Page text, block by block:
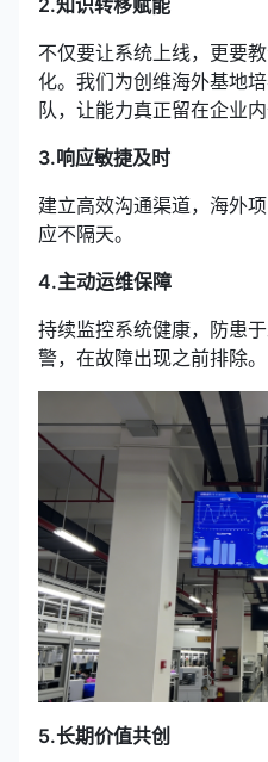
不仅要让系统上线，更要
化。我们为创维海外基地
队，让能力真正留在企业内
3.响应敏捷及时
建立高效沟通渠道，海外
应不隔天。
4.主动运维保障
持续监控系统健康，防患
警，在故障出现之前排除。
5.长期价值共创